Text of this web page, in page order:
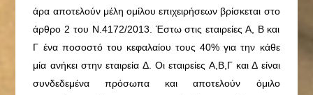
άρα αποτελούν μέλη ομίλου επιχειρήσεων βρίσκεται στο
άρθρο 2 του Ν.4172/2013. Έστω στις εταιρείες Α, Β και
Γ ένα ποσοστό του κεφαλαίου τους 40% για την κάθε
μία ανήκει στην εταιρεία Δ. Οι εταιρείες Α,Β,Γ και Δ είναι
συνδεδεμένα πρόσωπα και αποτελούν όμιλο